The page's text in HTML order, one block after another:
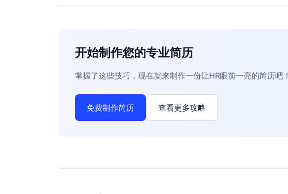
开始制作您的专业简历
掌握了这些技巧，现在就来制作一份让HR眼前一亮的简历吧！
免费制作简历 查看更多攻略